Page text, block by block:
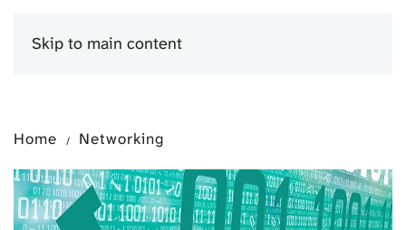
Skip to main content
Home Networking